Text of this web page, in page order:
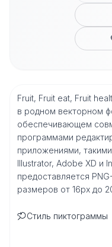
Fruit, Fruit eat, Fruit
в родном векторном
обеспечивающем
программами
приложениями,
Illustrator, Adobe XD и
предоставляется
размеров от 16px до
Стиль пиктограммы